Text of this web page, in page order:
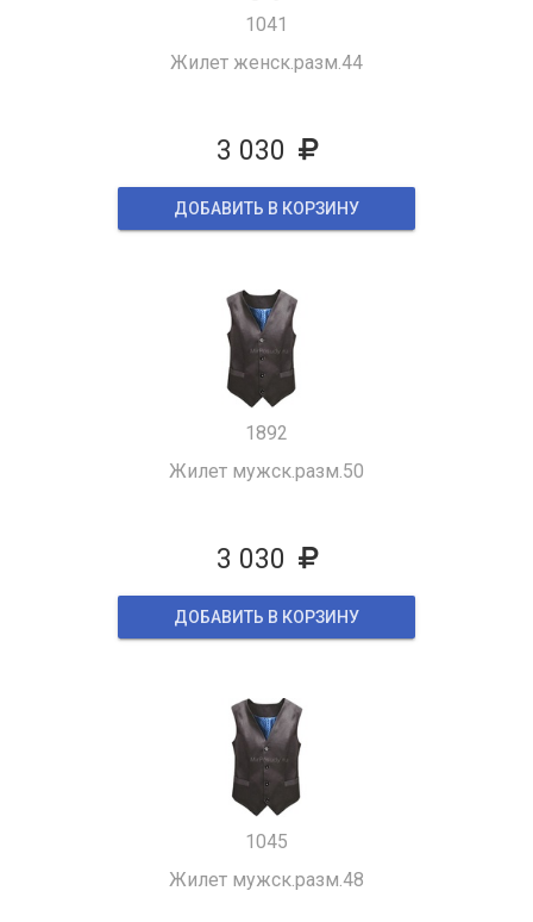
1041
Жилет женск.разм.44
3 030
ДОБАВИТЬ В КОРЗИНУ
1892
Жилет мужск.разм.50
3 030
ДОБАВИТЬ В КОРЗИНУ
1045
Жилет мужск.разм.48